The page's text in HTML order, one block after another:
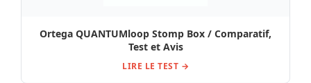
Ortega QUANTUMloop Stomp Box / Comparatif,
Test et Avis
LIRE LE TEST →